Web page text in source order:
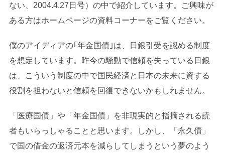
ない、2004.4.27日号）の中で紹介しています。ご興味が
ある方はホームページの資料コーナーをご覧ください。
僕のアイディアの｢年金国債｣は、日銀引受を認める制度
を想定しています。昨今の騒動で信頼を失っている日銀
は、こういう制度の中で国民経済と日本の未来に資する
役割を担わないと信頼を回復できないかもしれません。
「医療国債」や「年金国債」を非現実的と指摘される読
者もいらっしゃることと思います。しかし、「永久債」
で国の借金の返済元本を減らしてしまうという夢のよう